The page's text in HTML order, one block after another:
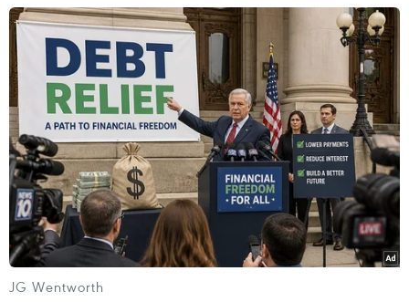
#Cho thuê xe điện
Pháp
Theo dõi VietnamPlus
TIN LIÊN QUAN
JG Wentworth